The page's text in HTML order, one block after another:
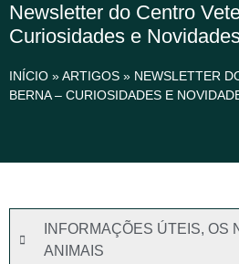
Newsletter do Centro
Curiosidades e
INÍCIO »ARTIGOS » NEWSLETTER
BERNA – CURIOSIDADES E
INFORMAÇÕES ÚTEIS, OS
ANIMAIS